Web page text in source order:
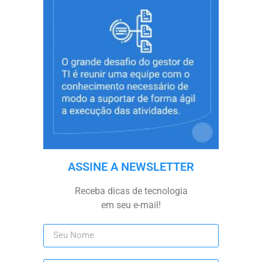
ASSINE A NEWSLETTER
Receba dicas de tecnologia
em seu e-mail!